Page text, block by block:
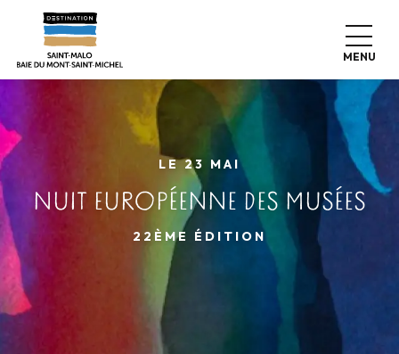
contenu
principal
MENU
LE 23 MAI
NUIT EUROPÉENNE DES MUSÉES
22ÈME ÉDITION